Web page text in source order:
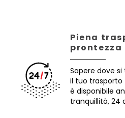
Piena
Sapere dove
il tuo trasporto
è disponibile
tranquillità, 24